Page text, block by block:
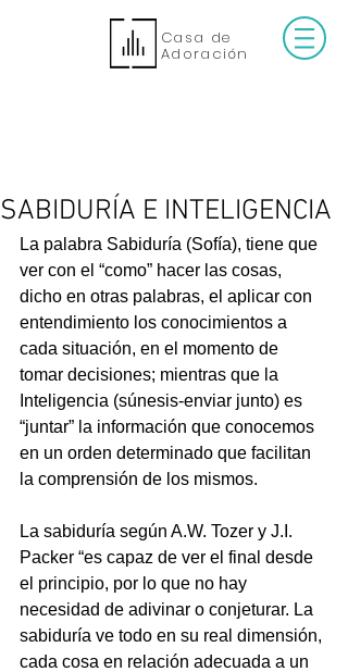
Casa de
Adoración
SABIDURÍA E INTELIGENCIA
La palabra Sabiduría (Sofía), tiene que
ver con el “como” hacer las cosas,
dicho en otras palabras, el aplicar con
entendimiento los conocimientos a
cada situación, en el momento de
tomar decisiones; mientras que la
Inteligencia (súnesis-enviar junto) es
“juntar” la información que conocemos
en un orden determinado que facilitan
la comprensión de los mismos.
La sabiduría según A.W. Tozer y J.I.
Packer “es capaz de ver el final desde
el principio, por lo que no hay
necesidad de adivinar o conjeturar. La
sabiduría ve todo en su real dimensión,
cada cosa en relación adecuada a un